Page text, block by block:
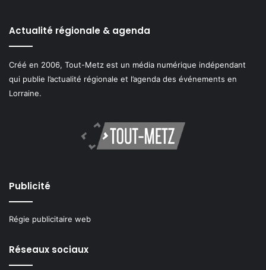
Actualité régionale & agenda
Créé en 2006, Tout-Metz est un média numérique indépendant
qui publie l’actualité régionale et l’agenda des événements en
Lorraine.
Publicité
Régie publicitaire web
Réseaux sociaux